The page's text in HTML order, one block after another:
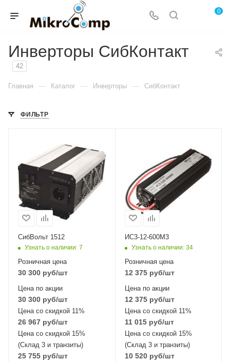
0
Инверторы СибКонтакт
42
Главная — Каталог — Инверторы — СибКонтакт
ФИЛЬТР
СибВольт 1512
Узнать о наличии: 7
Розничная цена
30 300 руб/шт
Цена по акции
30 300 руб/шт
Цена со скидкой 11%
26 967 руб/шт
Цена со скидкой 15%
(Склад 3 и транзиты)
25 755 руб/шт
ИС3-12-600М3
Узнать о наличии: 34
Розничная цена
12 375руб/шт
Цена по акции
12 375руб/шт
Цена со скидкой 11%
11 015руб/шт
Цена со скидкой 15%
(Склад 3 и транзиты)
10 520руб/шт